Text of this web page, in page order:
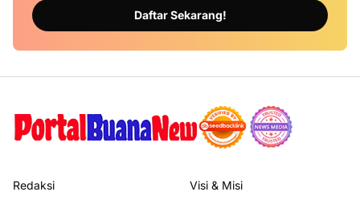
Daftar Sekarang!
Redaksi Visi & Misi